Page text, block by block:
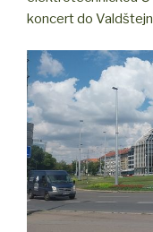
koncert do